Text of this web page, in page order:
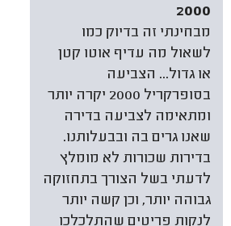
2000
מבחינתי זה בדיוק כמו
לשאול מה עדיף אוטו קטן
או גדול... הצביעה
בסופרקריל 2000 יקרה יותר
ומתאימה לצביעה בדירה
שאנו גרים בה ובבעלותנו.
בדירות שכורות לא מומלץ
לדעתי בשל הצורך בתחזוקה
גבוהה יותר, וכן קשה יותר
לנקות פריטים שהתלכלכו